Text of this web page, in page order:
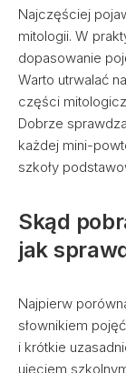
Najczęściej
mitologii. W
dopasowanie
Warto utrwalać
części
Dobrze
każdej mini-
szkoły
Skąd
jak
Najpierw
słownikiem
i krótkie
ujęciem